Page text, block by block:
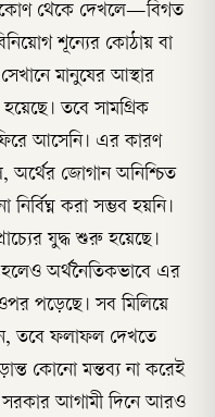
থেকে দেখলে—বিগত
শূন্যের কোঠায় বা
মানুষের আস্থার
তবে সামগ্রিক
আসেনি। এর কারণ
অর্থের জোগান অনিশ্চিত
করা সম্ভব হয়নি।
যুদ্ধ শুরু হয়েছে।
হলেও অর্থনৈতিকভাবে এর
পড়েছে। সব মিলিয়ে
তবে ফলাফল দেখতে
কোনো মন্তব্য না করেই
আগামী দিনে আরও